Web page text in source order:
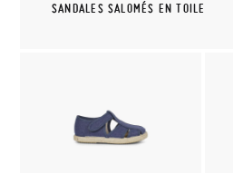
SANDALES SALOMÉS EN TOILE